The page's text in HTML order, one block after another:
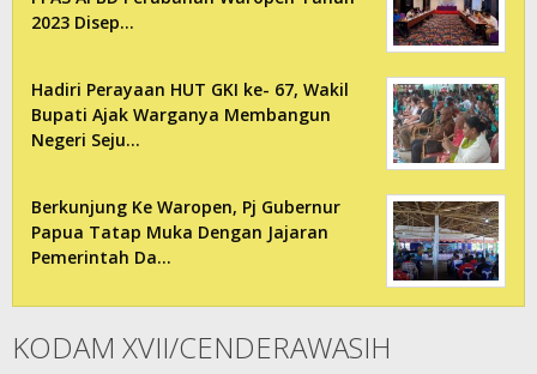
2023 Disep…
Hadiri Perayaan HUT GKI ke- 67, Wakil
Bupati Ajak Warganya Membangun
Negeri Seju…
Berkunjung Ke Waropen, Pj Gubernur
Papua Tatap Muka Dengan Jajaran
Pemerintah Da…
KODAM XVII/CENDERAWASIH